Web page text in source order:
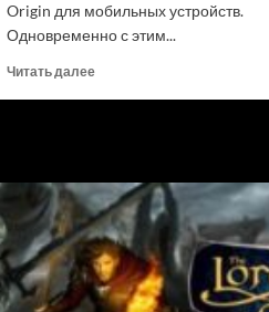
Origin для мобильных устройств.
Одновременно с этим...
Читать далееПрочитать
Brave
Frontier
Origin
анонсирована
под
лозунгом